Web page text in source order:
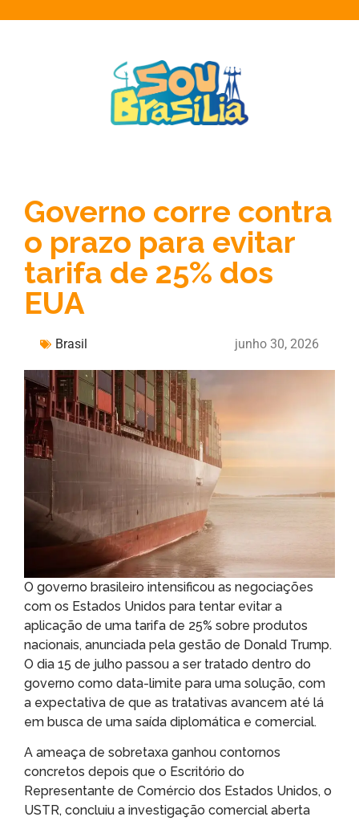
Governo corre contra
o prazo para evitar
tarifa de 25% dos
EUA
Brasil junho 30, 2026
O governo brasileiro intensificou as negociações
com os Estados Unidos para tentar evitar a
aplicação de uma tarifa de 25% sobre produtos
nacionais, anunciada pela gestão de Donald Trump.
O dia 15 de julho passou a ser tratado dentro do
governo como data-limite para uma solução, com
a expectativa de que as tratativas avancem até lá
em busca de uma saída diplomática e comercial.
A ameaça de sobretaxa ganhou contornos
concretos depois que o Escritório do
Representante de Comércio dos Estados Unidos, o
USTR, concluiu a investigação comercial aberta